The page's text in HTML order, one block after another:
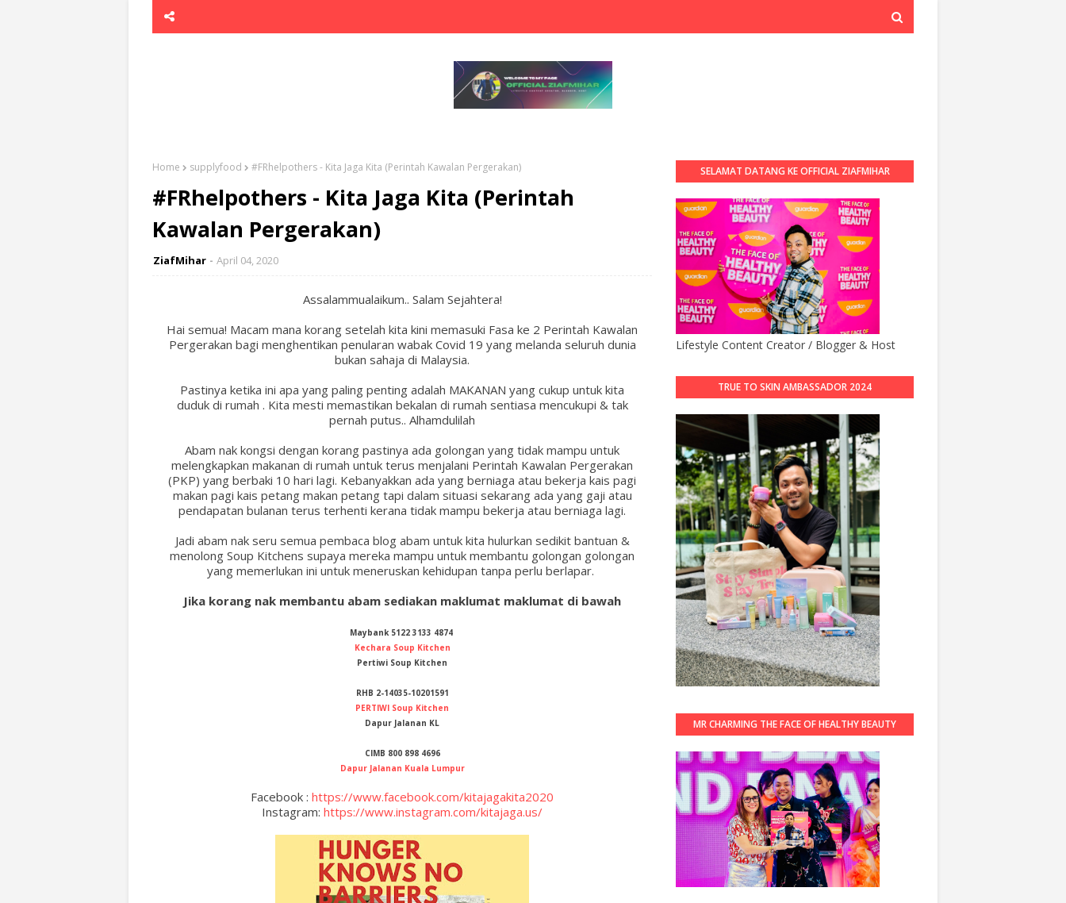
Home supplyfood #FRhelpothers - Kita Jaga Kita (Perintah Kawalan Pergerakan)
#FRhelpothers - Kita Jaga Kita (Perintah
Kawalan Pergerakan)
ZiafMihar April 04, 2020
Assalammualaikum.. Salam Sejahtera!
Hai semua! Macam mana korang setelah kita kini memasuki Fasa ke 2 Perintah Kawalan
Pergerakan bagi menghentikan penularan wabak Covid 19 yang melanda seluruh dunia
bukan sahaja di Malaysia.
Pastinya ketika ini apa yang paling penting adalah MAKANAN yang cukup untuk kita
duduk di rumah . Kita mesti memastikan bekalan di rumah sentiasa mencukupi & tak
pernah putus.. Alhamdulilah
Abam nak kongsi dengan korang pastinya ada golongan yang tidak mampu untuk
melengkapkan makanan di rumah untuk terus menjalani Perintah Kawalan Pergerakan
(PKP) yang berbaki 10 hari lagi. Kebanyakkan ada yang berniaga atau bekerja kais pagi
makan pagi kais petang makan petang tapi dalam situasi sekarang ada yang gaji atau
pendapatan bulanan terus terhenti kerana tidak mampu bekerja atau berniaga lagi.
Jadi abam nak seru semua pembaca blog abam untuk kita hulurkan sedikit bantuan &
menolong Soup Kitchens supaya mereka mampu untuk membantu golongan golongan
yang memerlukan ini untuk meneruskan kehidupan tanpa perlu berlapar.
Jika korang nak membantu abam sediakan maklumat maklumat di bawah
Maybank 5122 3133 4874
Kechara Soup Kitchen
Pertiwi Soup Kitchen
RHB 2-14035-10201591
PERTIWI Soup Kitchen
Dapur Jalanan KL
CIMB 800 898 4696
Dapur Jalanan Kuala Lumpur
Facebook : https://www.facebook.com/kitajagakita2020
Instagram: https://www.instagram.com/kitajaga.us/
SELAMAT DATANG KE OFFICIAL ZIAFMIHAR
Lifestyle Content Creator / Blogger & Host
TRUE TO SKIN AMBASSADOR 2024
MR CHARMING THE FACE OF HEALTHY BEAUTY